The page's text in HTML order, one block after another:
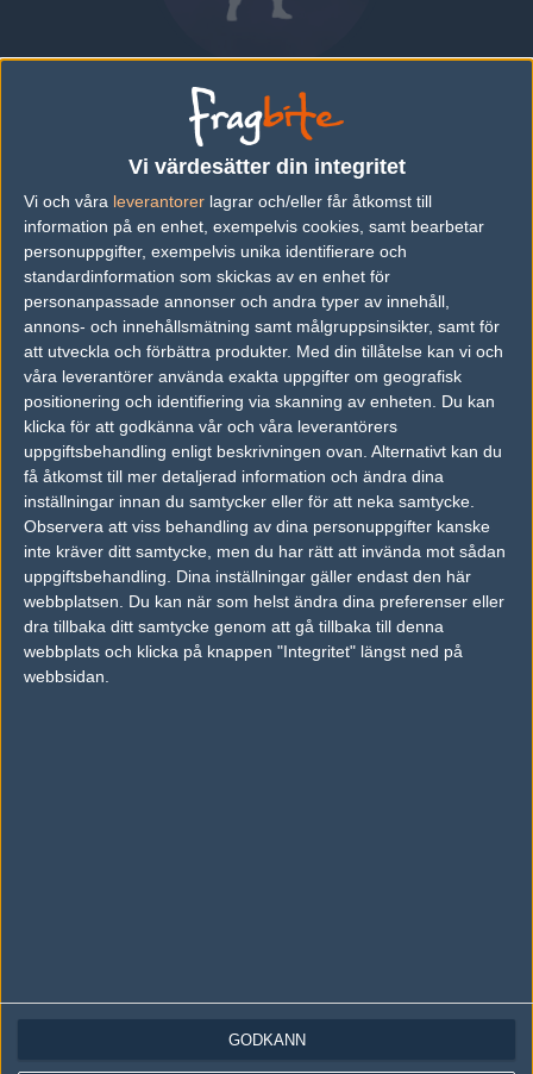
Vi värdesätter din integritet
Vi och våra leverantorer lagrar och/eller får åtkomst till
information på en enhet, exempelvis cookies, samt bearbetar
personuppgifter, exempelvis unika identifierare och
standardinformation som skickas av en enhet för
personanpassade annonser och andra typer av innehåll,
annons- och innehållsmätning samt målgruppsinsikter, samt för
att utveckla och förbättra produkter. Med din tillåtelse kan vi och
våra leverantörer använda exakta uppgifter om geografisk
positionering och identifiering via skanning av enheten. Du kan
klicka för att godkänna vår och våra leverantörers
uppgiftsbehandling enligt beskrivningen ovan. Alternativt kan du
få åtkomst till mer detaljerad information och ändra dina
inställningar innan du samtycker eller för att neka samtycke.
Observera att viss behandling av dina personuppgifter kanske
inte kräver ditt samtycke, men du har rätt att invända mot sådan
uppgiftsbehandling. Dina inställningar gäller endast den här
webbplatsen. Du kan när som helst ändra dina preferenser eller
dra tillbaka ditt samtycke genom att gå tillbaka till denna
webbplats och klicka på knappen "Integritet" längst ned på
webbsidan.
GODKÄNN
Tiago "dzt" Gonçalves
BRAZIL SPELAR FÖR
Översikt Bio Matcher
Bio
Tiago "dzt" Gonçalves är en Counter-Strike: Global Offensive-
spelare från Brazil, som för närvarande spelar i Imperial Esports.
Följ oss i social media
Följ oss på Facebook
Följ oss på Twitter
Följ oss på Twitch
Information
Alla åsikter uttryckta på Fragbite representerar varje enskild skribent och
kan du skicka iväg ett email tillvår support.